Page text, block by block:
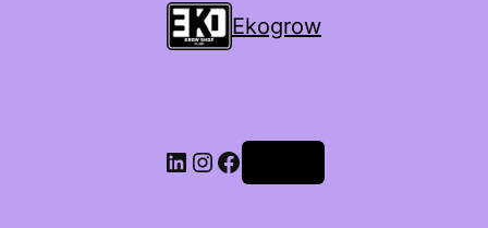
Ekogrow